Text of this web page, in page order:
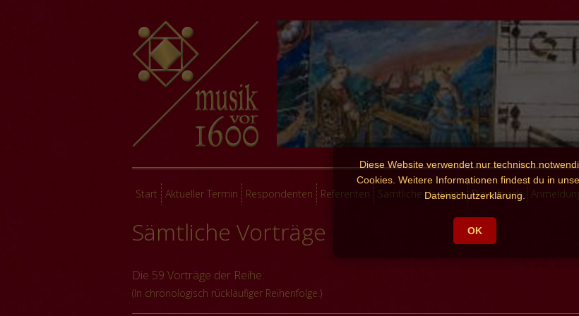
Start Aktueller Termin Respondenten Referenten Sämtliche Vorträge Downloads
Sämtliche Vorträge
Die 59 Vorträge der Reihe:
(In chronologisch rückläufiger Reihenfolge.)
Diese Website verwendet nur technisch
Cookies. Weitere Informationen findest du in
Datenschutzerklärung.
OK